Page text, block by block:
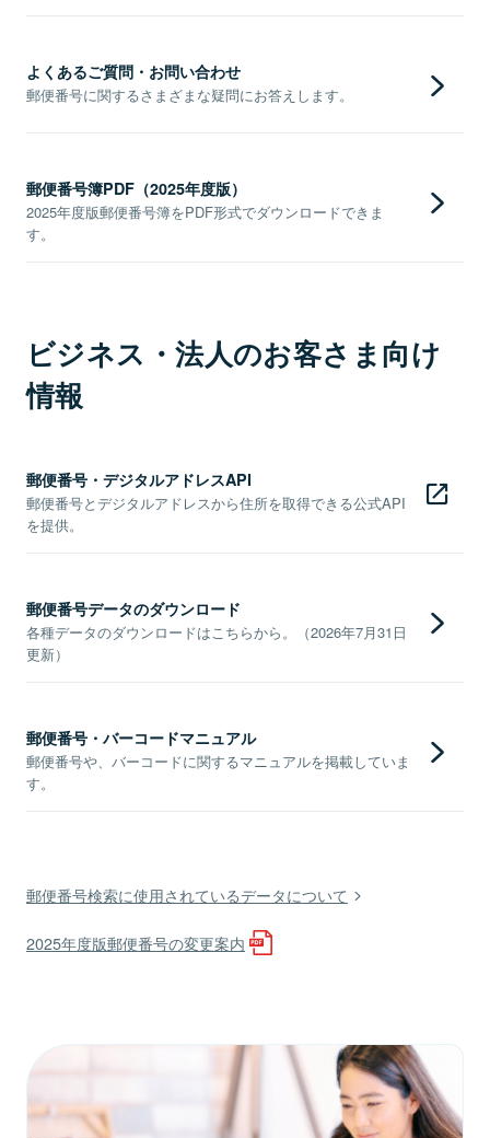
よくあるご質問・お問い合わせ
郵便番号に関するさまざまな疑問にお答えします。
郵便番号簿PDF（2025年度版）
2025年度版郵便番号簿をPDF形式でダウンロードできま
す。
ビジネス・法人のお客さま向け
情報
郵便番号・デジタルアドレスAPI
郵便番号とデジタルアドレスから住所を取得できる公式API
を提供。
郵便番号データのダウンロード
各種データのダウンロードはこちらから。（2026年7月31日
更新）
郵便番号・バーコードマニュアル
郵便番号や、バーコードに関するマニュアルを掲載していま
す。
郵便番号検索に使用されているデータについて
2025年度版郵便番号の変更案内